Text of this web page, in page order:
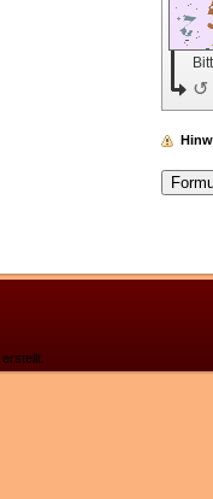
↺
erstellt.